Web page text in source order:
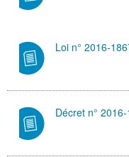
Loi n° 2016-
Décret n°